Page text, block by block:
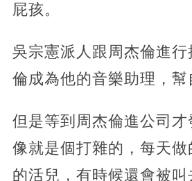
屁孩。
吳宗憲派人跟周杰倫進
倫成為他的音樂助理，幫
但是等到周杰倫進公司
像就是個打雜的，每天
的活兒，有時候還會被